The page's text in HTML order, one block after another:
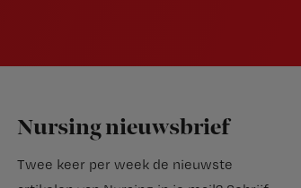
Nursing nieuwsbrief
Twee keer per week de nieuwste